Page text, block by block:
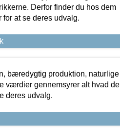
Derfor finder du hos dem
at se deres udvalg.
bæredygtig produktion, naturlige
værdier gennemsyrer alt hvad de
deres udvalg.